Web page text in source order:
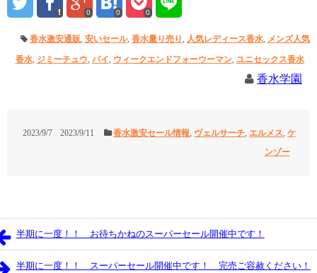
0 0 0
香水激安通販, 安いセール, 香水量り売り, 人気レディース香水, メンズ人気
香水, ジミーチュウ, パイ, ウィークエンドフォーウーマン, ユニセックス香水
香水学園
2023/9/7 2023/9/11 香水激安セール情報, ヴェルサーチ, エルメス, ケ
ンゾー
半期に一度！！ お待ちかねのスーパーセール開催中です！
半期に一度！！ スーパーセール開催中です！ 完売ご容赦ください！